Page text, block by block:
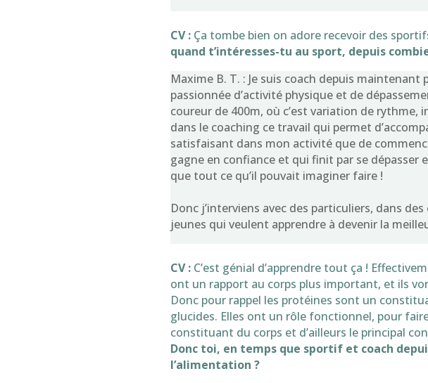
CV : Ça tombe bien on adore recevoir des
quand t’intéresses-tu au sport, depuis
Maxime B. T. : Je suis coach depuis maintenant
passionnée d’activité physique et de
coureur de 400m, où c’est variation de
dans le coaching ce travail qui permet
satisfaisant dans mon activité que de
gagne en confiance et qui finit par se dépasser
que tout ce qu’il pouvait imaginer faire !
Donc j’interviens avec des particuliers, dans
jeunes qui veulent apprendre à devenir la
CV : C’est génial d’apprendre tout ça !
ont un rapport au corps plus important, et ils
Donc pour rappel les protéines sont un
glucides. Elles ont un rôle fonctionnel, pour
constituant du corps et d’ailleurs le principal
Donc toi, en temps que sportif et coach
l’alimentation ?